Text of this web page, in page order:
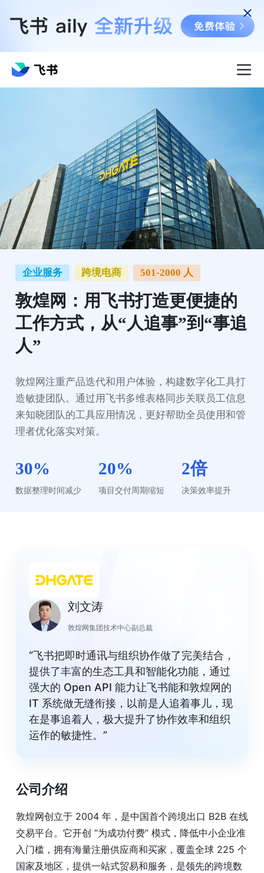
企业服务 跨境电商 501-2000 人
敦煌网：用飞书打造更便捷的
工作方式，从“人追事”到“事追
人”
敦煌网注重产品迭代和用户体验，构建数字化工具打
造敏捷团队。通过用飞书多维表格同步关联员工信息
来知晓团队的工具应用情况，更好帮助全员使用和管
理者优化落实对策。
30%
数据整理时间减少
20%
项目交付周期缩短
2倍
决策效率提升
刘文涛
敦煌网集团技术中心副总裁
“飞书把即时通讯与组织协作做了完美结合，
提供了丰富的生态工具和智能化功能，通过
强大的 Open API 能力让飞书能和敦煌网的
IT 系统做无缝衔接，以前是人追着事儿，现
在是事追着人，极大提升了协作效率和组织
运作的敏捷性。”
公司介绍
敦煌网创立于 2004 年，是中国首个跨境出口 B2B 在线
交易平台。它开创 “为成功付费” 模式，降低中小企业准
入门槛，拥有海量注册供应商和买家，覆盖全球 225 个
国家及地区，提供一站式贸易和服务，是领先的跨境数